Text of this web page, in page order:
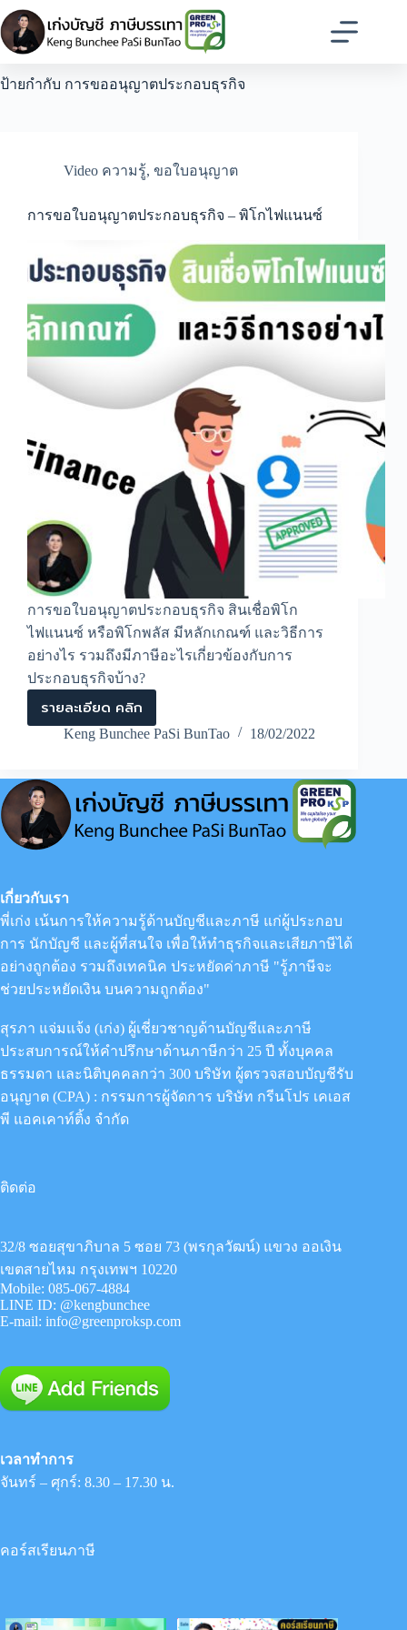
Skip
to
content
ป้ายกำกับ การขออนุญาตประกอบธุรกิจ
Video ความรู้, ขอใบอนุญาต
การขอใบอนุญาตประกอบธุรกิจ – พิโกไฟแนนซ์
การขอใบอนุญาตประกอบธุรกิจ สินเชื่อพิโก
ไฟแนนซ์ หรือพิโกพลัส มีหลักเกณฑ์ และวิธีการ
อย่างไร รวมถึงมีภาษีอะไรเกี่ยวข้องกับการ
ประกอบธุรกิจบ้าง?
รายละเอียด คลิก
การ
ขอ
ใบ
ประกอบ
ธุรกิจ
–
พิ
Keng Bunchee PaSi BunTao 18/02/2022
เกี่ยวกับเรา
พี่เก่ง เน้นการให้ความรู้ด้านบัญชีและภาษี แก่ผู้ประกอบ
การ นักบัญชี และผู้ที่สนใจ เพื่อให้ทำธุรกิจและเสียภาษีได้
อย่างถูกต้อง รวมถึงเทคนิค ประหยัดค่าภาษี "รู้ภาษีจะ
ช่วยประหยัดเงิน บนความถูกต้อง"
สุรภา แจ่มแจ้ง (เก่ง) ผู้เชี่ยวชาญด้านบัญชีและภาษี
ประสบการณ์ให้คำปรึกษาด้านภาษีกว่า 25 ปี ทั้งบุคคล
ธรรมดา และนิติบุคคลกว่า 300 บริษัท ผู้ตรวจสอบบัญชีรับ
อนุญาต (CPA) : กรรมการผู้จัดการ บริษัท กรีนโปร เคเอส
พี แอคเคาท์ติ้ง จำกัด
ติดต่อ
32/8 ซอยสุขาภิบาล 5 ซอย 73 (พรกุลวัฒน์) แขวง ออเงิน
เขตสายไหม กรุงเทพฯ 10220
Mobile: 085-067-4884
LINE ID: @kengbunchee
E-mail: info@greenproksp.com
เวลาทำการ
จันทร์ – ศุกร์: 8.30 – 17.30 น.
คอร์สเรียนภาษี